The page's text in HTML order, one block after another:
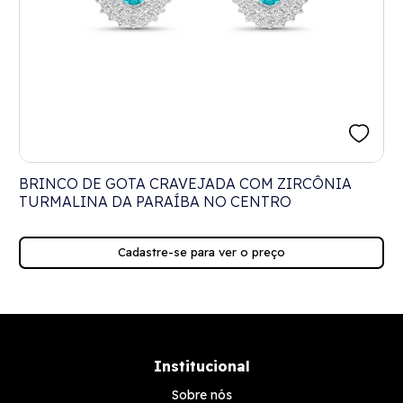
BRINCO DE GOTA CRAVEJADA COM ZIRCÔNIA
TURMALINA DA PARAÍBA NO CENTRO
Cadastre-se para ver o preço
Institucional
Sobre nós